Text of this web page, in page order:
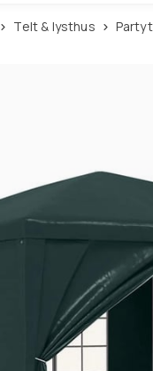
Telt & lysthus